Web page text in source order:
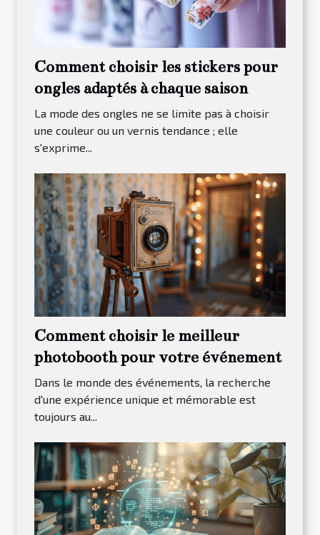
Comment choisir les stickers pour
ongles adaptés à chaque saison
La mode des ongles ne se limite pas à choisir
une couleur ou un vernis tendance ; elle
s'exprime...
Comment choisir le meilleur
photobooth pour votre événement
Dans le monde des événements, la recherche
d'une expérience unique et mémorable est
toujours au...